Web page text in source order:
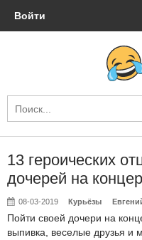
Войти
13 героических
дочерей на
08-03-2019 Курьёзы
Пойти своей дочери на
выпивка, веселые друзья и